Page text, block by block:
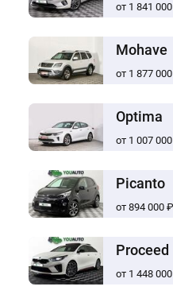
от 1 841
Mohave
от 1 877
Optima
от 1 007
Picanto
от 894 000 ₽
Proceed
от 1 448